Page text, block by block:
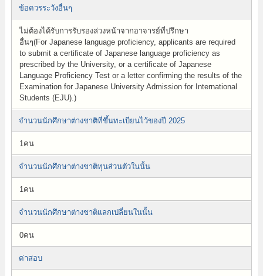
ข้อควรระวังอื่นๆ
ไม่ต้องได้รับการรับรองล่วงหน้าจากอาจารย์ที่ปรึกษา
อื่นๆ(For Japanese language proficiency, applicants are required
to submit a certificate of Japanese language proficiency as
prescribed by the University, or a certificate of Japanese
Language Proficiency Test or a letter confirming the results of the
Examination for Japanese University Admission for International
Students (EJU).)
จำนวนนักศึกษาต่างชาติที่ขึ้นทะเบียนไว้ของปี 2025
1คน
จำนวนนักศึกษาต่างชาติทุนส่วนตัวในนั้น
1คน
จำนวนนักศึกษาต่างชาติแลกเปลี่ยนในนั้น
0คน
ค่าสอบ